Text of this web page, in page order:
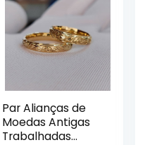
Par Alianças de
Moedas Antigas
Trabalhadas